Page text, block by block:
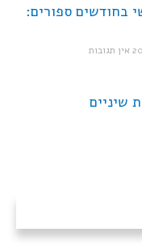
בחודשים ספורים:
אין תגובות
שיניים